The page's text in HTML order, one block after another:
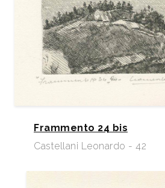
Frammento 24 bis
Castellani Leonardo - 42